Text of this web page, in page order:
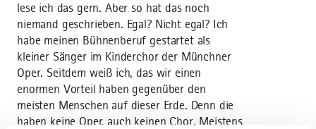
lese ich das gern. Aber so hat das noch
niemand geschrieben. Egal? Nicht egal? Ich
habe meinen Bühnenberuf gestartet als
kleiner Sänger im Kinderchor der Münchner
Oper. Seitdem weiß ich, das wir einen
enormen Vorteil haben gegenüber den
meisten Menschen auf dieser Erde. Denn die
haben keine Oper, auch keinen Chor. Meistens